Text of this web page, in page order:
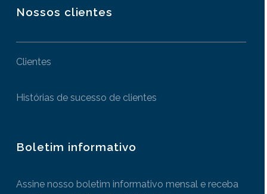
Nossos clientes
Clientes
Histórias de sucesso de clientes
Boletim informativo
Assine nosso boletim informativo mensal e receba